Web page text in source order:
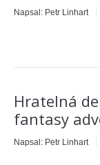
Napsal: Petr Linhart
Hratelná
fantasy
Napsal: Petr Linhart